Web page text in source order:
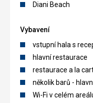
Diani Beach
Vybavení
vstupní hala s
hlavní restaurace
restaurace a la
několik barů -
Wi-Fi v celém